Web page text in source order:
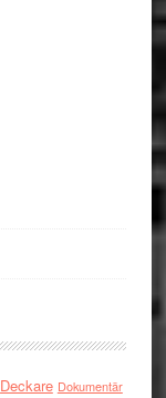
Deckare Dokumentär